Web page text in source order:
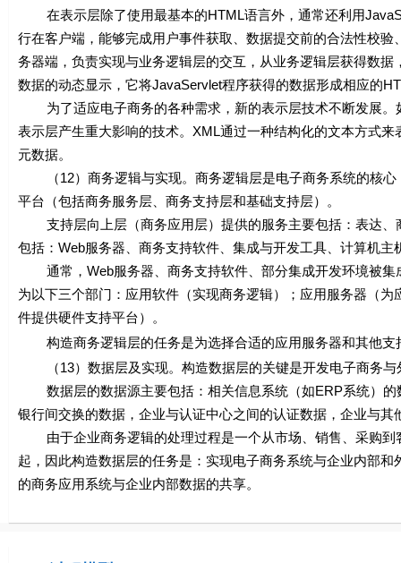
在表示层除了使用最基本的HTML语言外，通常还利用
行在客户端，能够完成用户事件获取、数据提交前的合法性校
务器端，负责实现与业务逻辑层的交互，从业务逻辑层获得数
数据的动态显示，它将JavaServlet程序获得的数据形成相应的
为了适应电子商务的各种需求，新的表示层技术不断发展。
表示层产生重大影响的技术。XML通过一种结构化的文本方式
元数据。
（12）商务逻辑与实现。商务逻辑层是电子商务系统的核心
平台（包括商务服务层、商务支持层和基础支持层）。
支持层向上层（商务应用层）提供的服务主要包括：表达、
包括：Web服务器、商务支持软件、集成与开发工具、计算机
通常，Web服务器、商务支持软件、部分集成开发环境被集
为以下三个部门：应用软件（实现商务逻辑）；应用服务器（
件提供硬件支持平台）。
构造商务逻辑层的任务是为选择合适的应用服务器和其他支
（13）数据层及实现。构造数据层的关键是开发电子商务与
数据层的数据源主要包括：相关信息系统（如ERP系统）的
银行间交换的数据，企业与认证中心之间的认证数据，企业与其
由于企业商务逻辑的处理过程是一个从市场、销售、采购到
起，因此构造数据层的任务是：实现电子商务系统与企业内部
的商务应用系统与企业内部数据的共享。